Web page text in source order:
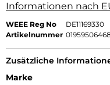
Informationen nach
WEEE Reg No
DE11169330
Artikelnummer
Zusätzliche
Marke